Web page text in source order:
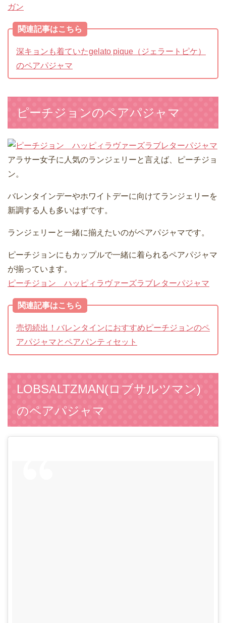
ガン
関連記事はこちら
深キョンも着ていたgelato pique（ジェラートピケ）
のペアパジャマ
ピーチジョンのペアパジャマ
アラサー女子に人気のランジェリーと言えば、ピーチジョ
ン。
バレンタインデーやホワイトデーに向けてランジェリーを
新調する人も多いはずです。
ランジェリーと一緒に揃えたいのがペアパジャマです。
ピーチジョンにもカップルで一緒に着られるペアパジャマ
が揃っています。
ピーチジョン ハッピィラヴァーズラブレターパジャマ
関連記事はこちら
売切続出！バレンタインにおすすめピーチジョンのペ
アパジャマとペアパンティセット
LOBSALTZMAN(ロブサルツマン)
のペアパジャマ